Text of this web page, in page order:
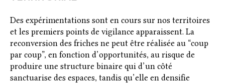
Des expérimentations sont en cours sur nos territoires
et les premiers points de vigilance apparaissent. La
reconversion des friches ne peut être réalisée au “coup
par coup”, en fonction d’opportunités, au risque de
produire une structure binaire qui d’un côté
sanctuarise des espaces, tandis qu’elle en densifie